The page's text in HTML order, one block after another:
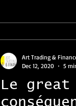
Le
Art Trading &
Dec 12, 2020
5